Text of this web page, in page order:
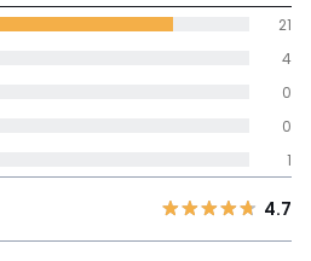
di media tenendo
conto di tutti i
0
4.7
1
0
0
4
21
4.7